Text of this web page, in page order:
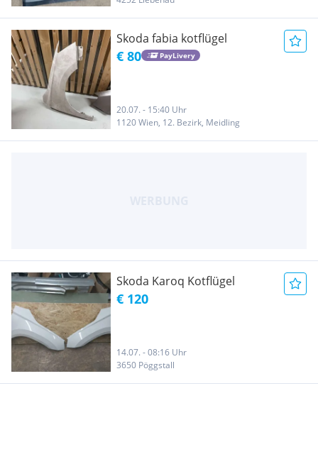
Skoda fabia kotflügel
€ 80 PayLivery
20.07. - 15:40 Uhr
1120 Wien, 12. Bezirk, Meidling
Skoda Karoq Kotflügel
€ 120
14.07. - 08:16 Uhr
3650 Pöggstall